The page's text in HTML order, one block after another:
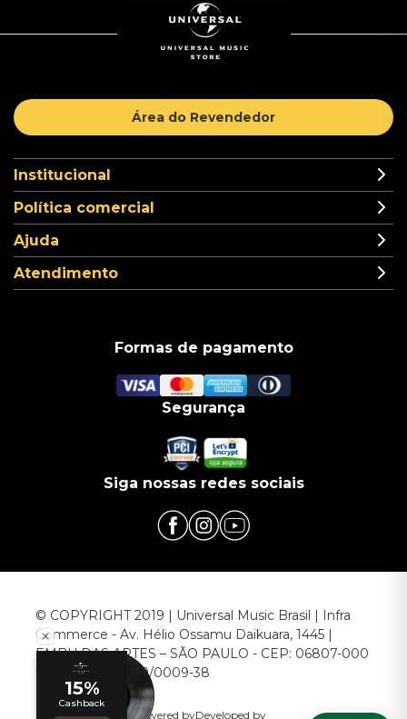
Área do Revendedor
Institucional
Política comercial
Ajuda
Atendimento
Formas de pagamento
Segurança
Siga nossas redes sociais
© COPYRIGHT 2019 | Universal Music Brasil | Infra
Commerce - Av. Hélio Ossamu Daikuara, 1445 |
EMBU DAS ARTES – SÃO PAULO - CEP: 06807-000
CNPJ: 00.952.789/0009-38
Powered byDeveloped by